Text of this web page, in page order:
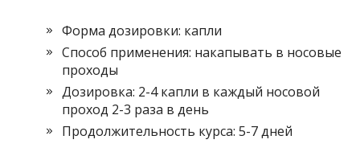
Форма дозировки: капли
Способ применения: накапывать в носовые
проходы
Дозировка: 2-4 капли в каждый носовой
проход 2-3 раза в день
Продолжительность курса: 5-7 дней